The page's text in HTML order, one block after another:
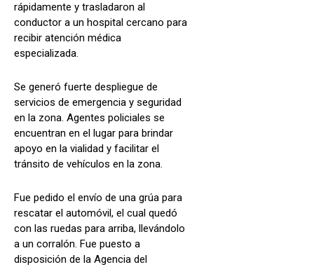
rápidamente y trasladaron al
conductor a un hospital cercano para
recibir atención médica
especializada.
Se generó fuerte despliegue de
servicios de emergencia y seguridad
en la zona. Agentes policiales se
encuentran en el lugar para brindar
apoyo en la vialidad y facilitar el
tránsito de vehículos en la zona.
Fue pedido el envío de una grúa para
rescatar el automóvil, el cual quedó
con las ruedas para arriba, llevándolo
a un corralón. Fue puesto a
disposición de la Agencia del